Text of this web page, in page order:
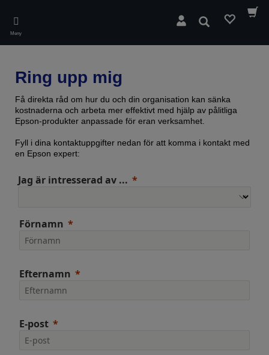
main
content
Meny
Sök
Ring upp mig
Få direkta råd om hur du och din organisation kan sänka
kostnaderna och arbeta mer effektivt med hjälp av pålitliga
Epson-produkter anpassade för eran verksamhet.
Fyll i dina kontaktuppgifter nedan för att komma i kontakt med
en Epson expert:
Jag är intresserad av ...
Förnamn
Efternamn
E-post